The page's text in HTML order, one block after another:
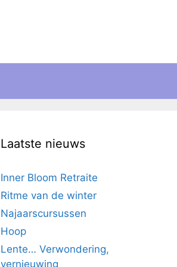
Laatste nieuws
Inner Bloom Retraite
Ritme van de winter
Najaarscursussen
Hoop
Lente… Verwondering,
vernieuwing